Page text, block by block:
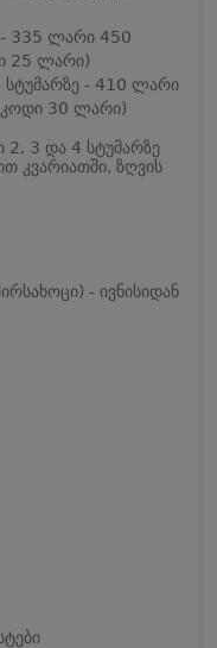
- 335 ლარი 450
25 ლარი)
სტუმარზე - 410 ლარი
კოდი 30 ლარი)
2, 3 და 4 სტუმარზე
კვარიათში, ზღვის
- ივნისიდან